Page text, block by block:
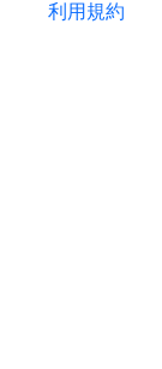
利用規約